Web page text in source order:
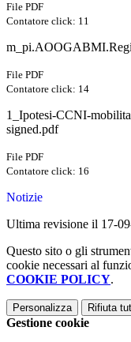
File PDF
Contatore click: 11
File PDF
Contatore click: 14
1_Ipotesi-CCNI-
signed.pdf
File PDF
Contatore click: 16
Notizie
Ultima revisione il 17-
Questo sito o gli
cookie necessari al
COOKIE POLICY.
Personalizza Rifiuta
Gestione cookie